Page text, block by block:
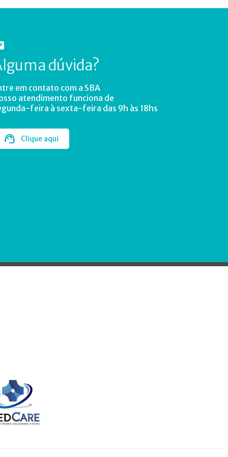
dúvida?
em contato com a SBA
atendimento funciona de
feira à sexta-feira das 9h às 18hs
Clique aqui